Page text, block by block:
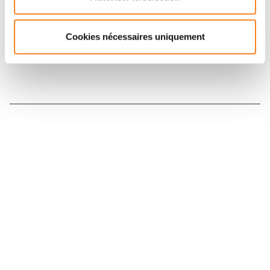
Cookies nécessaires uniquement
Inscrivez-vous à la newsletter